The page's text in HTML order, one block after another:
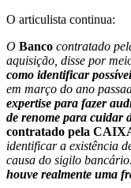
O articulista continua:
O Banco contratado
aquisição, disse por
como identificar
em março do ano
expertise para fazer
de renome para cuidar
contratado pela
identificar a existência
causa do sigilo
houve realmente uma